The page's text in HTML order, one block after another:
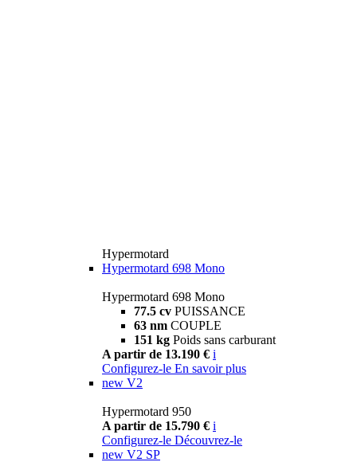
Hypermotard
Hypermotard 698 Mono
Hypermotard 698 Mono
77.5 cv PUISSANCE
63 nm COUPLE
151 kg Poids sans carburant
A partir de 13.190 € i
Configurez-le En savoir plus
new V2
Hypermotard 950
A partir de 15.790 € i
Configurez-le Découvrez-le
new V2 SP